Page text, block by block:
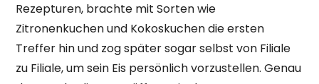
Rezepturen, brachte mit Sorten wie
Zitronenkuchen und Kokoskuchen die ersten
Treffer hin und zog später sogar selbst von Filiale
zu Filiale, um sein Eis persönlich vorzustellen. Genau